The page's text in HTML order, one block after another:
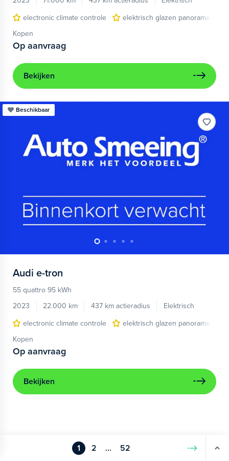
electronic climate controle
elektrisch glazen panorama-dak
Kopen
Op aanvraag
Bekijken
Beschikbaar
Audi e-tron
55 quattro 95 kWh
2023
22.000 km 437 km actieradius
Elektrisch
electronic climate controle
elektrisch glazen panorama-dak
Kopen
Op aanvraag
Bekijken
1 2 ... 52 Volgende